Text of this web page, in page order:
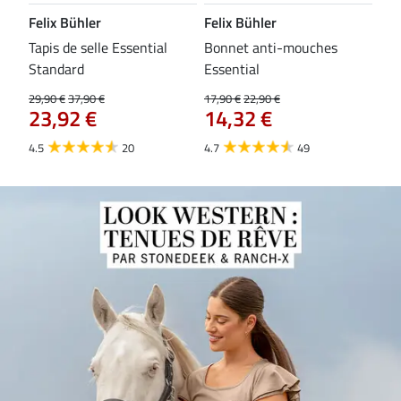
Felix Bühler
Tapis de selle Essential
Standard
29,90 €37,90 €
23,92 €
4.5 20
Felix Bühler
Bonnet anti-mouches
Essential
17,90 €22,90 €
14,32 €
4.7 49